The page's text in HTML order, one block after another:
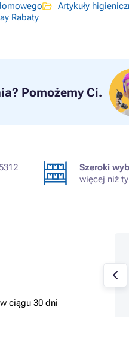
Artykuły
Rabaty
Pomożemy Ci.
Szeroki
więcej niż
ciągu 30 dni
Tusze dobrze